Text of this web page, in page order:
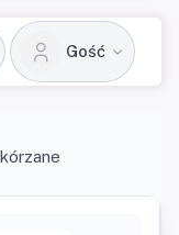
Gość